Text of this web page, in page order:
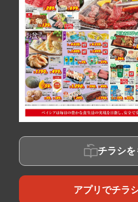
チラシを
アプリでチラ